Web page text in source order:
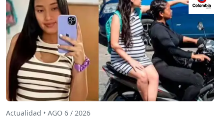
Actualidad • AGO 6 / 2026